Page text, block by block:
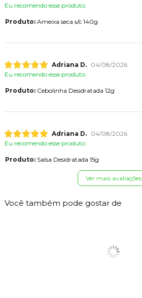
Eu recomendo esse produto.
Produto:Ameixa seca s/c 140g
Adriana D.
04/08/2026
Eu recomendo esse produto.
Produto:Cebolinha Desidratada 12g
Adriana D.
04/08/2026
Eu recomendo esse produto.
Produto:Salsa Desidratada 15g
Ver mais avaliações
Você também pode gostar de